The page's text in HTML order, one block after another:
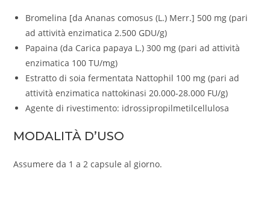
Bromelina [da Ananas comosus (L.) Merr.] 500 mg (pari
ad attività enzimatica 2.500 GDU/g)
Papaina (da Carica papaya L.) 300 mg (pari ad attività
enzimatica 100 TU/mg)
Estratto di soia fermentata Nattophil 100 mg (pari ad
attività enzimatica nattokinasi 20.000-28.000 FU/g)
Agente di rivestimento: idrossipropilmetilcellulosa
MODALITÀ D’USO
Assumere da 1 a 2 capsule al giorno.